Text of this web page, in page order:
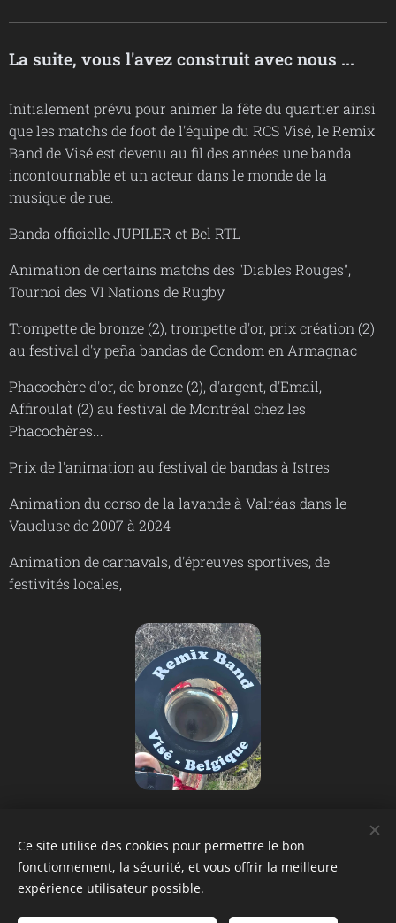
La suite, vous l'avez construit avec nous ...
Initialement prévu pour animer la fête du quartier ainsi
que les matchs de foot de l'équipe du RCS Visé, le Remix
Band de Visé est devenu au fil des années une banda
incontournable et un acteur dans le monde de la
musique de rue.
Banda officielle JUPILER et Bel RTL
Animation de certains matchs des "Diables Rouges",
Tournoi des VI Nations de Rugby
Trompette de bronze (2), trompette d'or, prix création (2)
au festival d'y peña bandas de Condom en Armagnac
Phacochère d'or, de bronze (2), d'argent, d'Email,
Affiroulat (2) au festival de Montréal chez les
Phacochères...
Prix de l'animation au festival de bandas à Istres
Animation du corso de la lavande à Valréas dans le
Vaucluse de 2007 à 2024
Animation de carnavals, d'épreuves sportives, de
festivités locales,
Images fournies parPexels
Ce site utilise des cookies pour permettre le bon
fonctionnement, la sécurité, et vous offrir la meilleure
expérience utilisateur possible.